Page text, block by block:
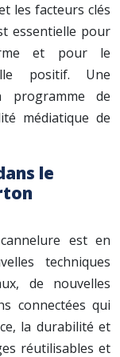
les facteurs clés
essentielle pour
et pour le
positif. Une
de
médiatique de
le
est en
techniques
de nouvelles
connectées qui
la durabilité et
réutilisables et